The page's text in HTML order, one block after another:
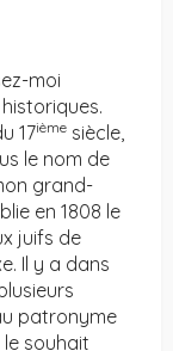
moi
17ième siècle,
le nom de
grand-
en 1808 le
juifs de
Il y a dans
patronyme
le souhait